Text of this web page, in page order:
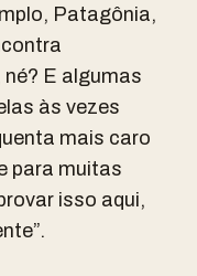
Patagônia,
E algumas
às vezes
mais caro
para muitas
isso aqui,